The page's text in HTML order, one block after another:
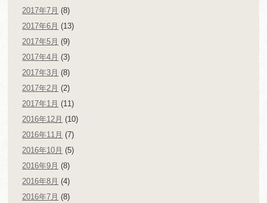
2017年7月 (8)
2017年6月 (13)
2017年5月 (9)
2017年4月 (3)
2017年3月 (8)
2017年2月 (2)
2017年1月 (11)
2016年12月 (10)
2016年11月 (7)
2016年10月 (5)
2016年9月 (8)
2016年8月 (4)
2016年7月 (8)